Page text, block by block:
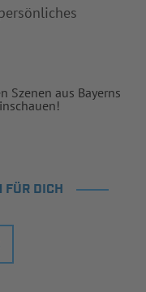
Szenen aus Bayerns
FÜR DICH